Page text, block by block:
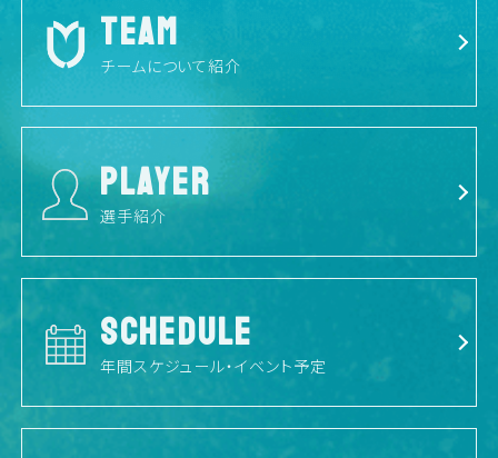
TEAM
チームについて紹介
PLAYER
選手紹介
SCHEDULE
年間スケジュール・イベント予定